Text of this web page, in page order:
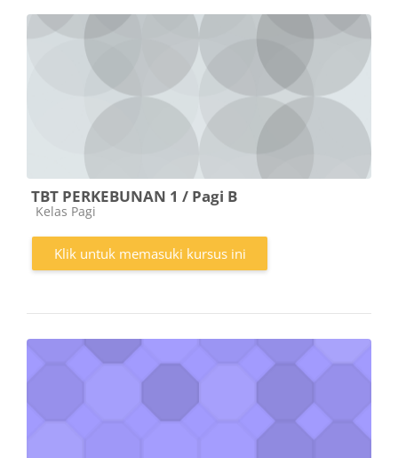
TBT PERKEBUNAN 1 / Pagi B
Kategori kursus
Kelas Pagi
Klik untuk memasuki kursus ini